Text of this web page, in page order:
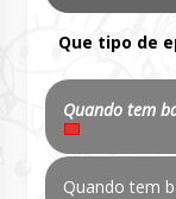
Que tipo de
Quando tem
Quando tem